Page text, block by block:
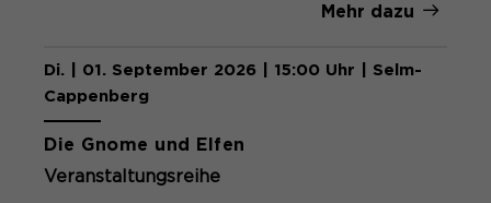
Mehr dazu
Di. | 01. September 2026 | 15:00 Uhr | Selm-
Cappenberg
Die Gnome und Elfen
Veranstaltungsreihe